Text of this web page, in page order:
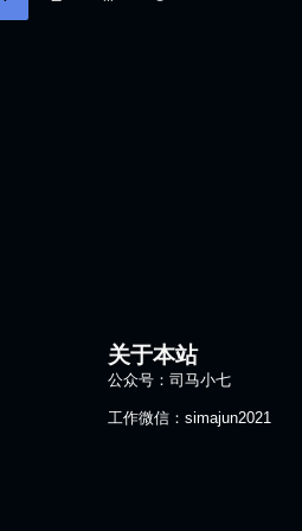
关于本站
公众号：司马小七
工作微信：simajun2021